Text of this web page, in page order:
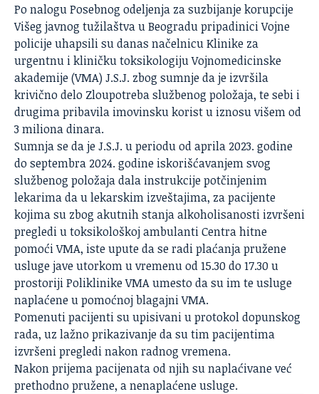
Po nalogu Posebnog odeljenja za suzbijanje korupcije
Višeg javnog tužilaštva u Beogradu pripadinici Vojne
policije uhapsili su danas načelnicu Klinike za
urgentnu i kliničku toksikologiju Vojnomedicinske
akademije (VMA) J.S.J. zbog sumnje da je izvršila
krivično delo Zloupotreba službenog položaja, te sebi i
drugima pribavila imovinsku korist u iznosu višem od
3 miliona dinara.
Sumnja se da je J.S.J. u periodu od aprila 2023. godine
do septembra 2024. godine iskorišćavanjem svog
službenog položaja dala instrukcije potčinjenim
lekarima da u lekarskim izveštajima, za pacijente
kojima su zbog akutnih stanja alkoholisanosti izvršeni
pregledi u toksikološkoj ambulanti Centra hitne
pomoći VMA, iste upute da se radi plaćanja pružene
usluge jave utorkom u vremenu od 15.30 do 17.30 u
prostoriji Poliklinike VMA umesto da su im te usluge
naplaćene u pomoćnoj blagajniVMA.
Pomenuti pacijenti su upisivani u protokol dopunskog
rada, uz lažno prikazivanje da su tim pacijentima
izvršeni pregledi nakon radnog vremena.
Nakon prijema pacijenata od njih su naplaćivane već
prethodno pružene, a nenaplaćene usluge.